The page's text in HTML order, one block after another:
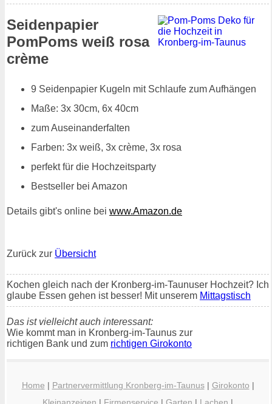
Seidenpapier
PomPoms weiß rosa
crème
9 Seidenpapier Kugeln mit Schlaufe zum Aufhängen
Maße: 3x 30cm, 6x 40cm
zum Auseinanderfalten
Farben: 3x weiß, 3x crème, 3x rosa
perfekt für die Hochzeitsparty
Bestseller bei Amazon
Details gibt's online bei www.Amazon.de
Zurück zur Übersicht
Kochen gleich nach der Kronberg-im-Taunuser Hochzeit? Ich
glaube Essen gehen ist besser! Mit unserem Mittagstisch
Das ist vielleicht auch interessant:
Wie kommt man in Kronberg-im-Taunus zur
richtigen Bank und zum richtigen Girokonto
Home | Partnervermittlung Kronberg-im-Taunus| Girokonto |